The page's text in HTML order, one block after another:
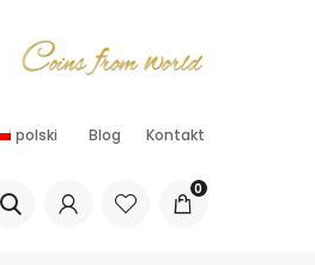
polski Blog Kontakt
0